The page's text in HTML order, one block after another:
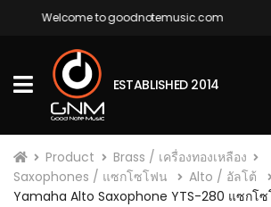
Welcome to goodnotemusic.com
ESTABLISHED 2014
Product
Brass / เครื่องทองเหลือง
Saxophones / แซกโซโฟน
Alto / อัลโต้
Yamaha Alto Saxophone YTS-280 แซกโ